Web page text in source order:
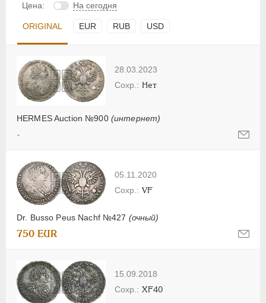
Цена: На сегодня
ORIGINAL EUR RUB USD
28.03.2023
HERMES Auction №900 (интернет)
Нет
-
05.11.2020
Dr. Busso Peus Nachf №427 (очный)
VF
750 EUR
15.09.2018
XF40